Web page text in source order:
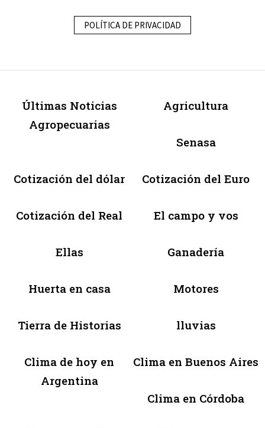
POLÍTICA DE PRIVACIDAD
Últimas Noticias
Agropecuarias
Agricultura
Senasa
Cotización del dólar Cotización del Euro
Cotización del Real El campo y vos
Ellas Ganadería
Huerta en casa Motores
Tierra de Historias lluvias
Clima de hoy en
Argentina
Clima en Buenos Aires
Clima en Córdoba